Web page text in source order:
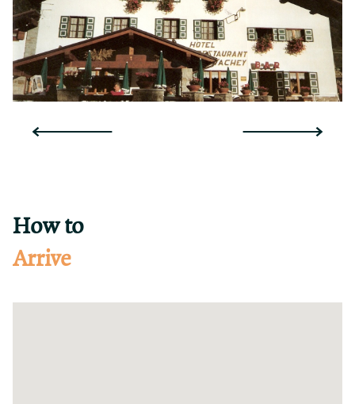
How to
Arrive